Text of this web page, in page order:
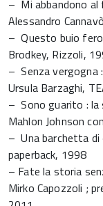
– Mi abbandono al
Alessandro
– Questo buio
Brodkey, Rizzoli,
– Senza vergogna
Ursula Barzaghi,
– Sono guarito : la
Mahlon Johnson
– Una barchetta di
paperback, 1998
– Fate la storia
Mirko Capozzoli ;